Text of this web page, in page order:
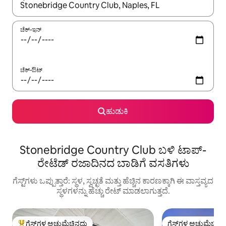
ಫಲಿತಾಂಶಗಳು ಲಭ್ಯವಿರುವಾಗ, ಅಪ್ ಮತ್ತು ಡೌನ್ ಬಾಣದ ಕೀಲಿಗಳೊಂದಿಗೆ
ಚೆಕ್-ಇನ್
ಚೆಕ್-ಔಟ್
ಹುಡುಕಿ
Stonebridge Country Club ಬಳಿ ಟಾಪ್-
ರೇಟೆಡ್ ರಜಾದಿನದ ಬಾಡಿಗೆ ವಸತಿಗಳು
ಗೆಸ್ಟ್‌ಗಳು ಒಪ್ಪುತ್ತಾರೆ: ಸ್ಥಳ, ಸ್ವಚ್ಛತೆ ಮತ್ತು ಹೆಚ್ಚಿನ ಕಾರಣಕ್ಕಾಗಿ ಈ ವಾಸ್ತವ್ಯದ
ಸ್ಥಳಗಳನ್ನು ಹೆಚ್ಚು ರೇಟ್ ಮಾಡಲಾಗುತ್ತದೆ.
ಗೆಸ್ಟ್‌ಗಳ ಅಚ್ಚುಮೆಚ್ಚಿನದು ಗೆಸ್ಟ್‌ಗಳ